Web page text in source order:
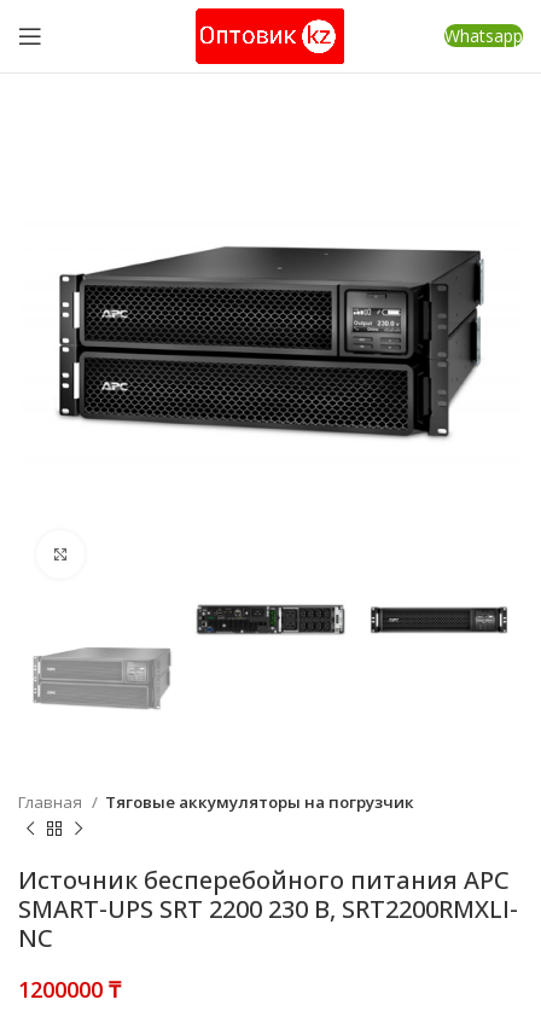
Whatsapp
Главная Тяговые аккумуляторы на погрузчик
Источник бесперебойного питания APC
SMART-UPS SRT 2200 230 В, SRT2200RMXLI-
NC
₸